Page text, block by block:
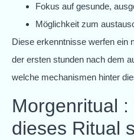
Fokus auf gesunde,
Möglichkeit zum
Diese erkenntnisse werfen ein
der ersten stunden nach dem
welche mechanismen hinter
Morgenritual
dieses Ritual